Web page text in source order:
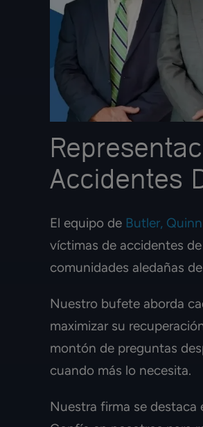
Accidentes
El equipo de Butler,
víctimas de accidentes
comunidades aledañas
Nuestro bufete aborda
maximizar su
montón de preguntas
cuando más lo necesita.
Nuestra firma se